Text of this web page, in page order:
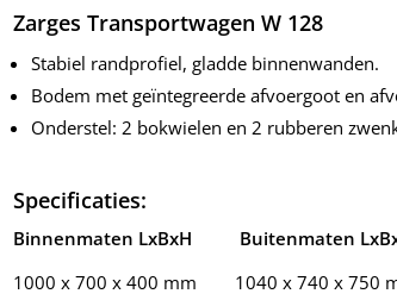
Zarges Transportwagen W 128
Stabiel randprofiel, gladde binnenwanden.
Bodem met geïntegreerde afvoergoot en
Onderstel: 2 bokwielen en 2 rubberen
Specificaties:
Binnenmaten LxBxH Buitenmaten
1000 x 700 x 400 mm 1040 x 740 x